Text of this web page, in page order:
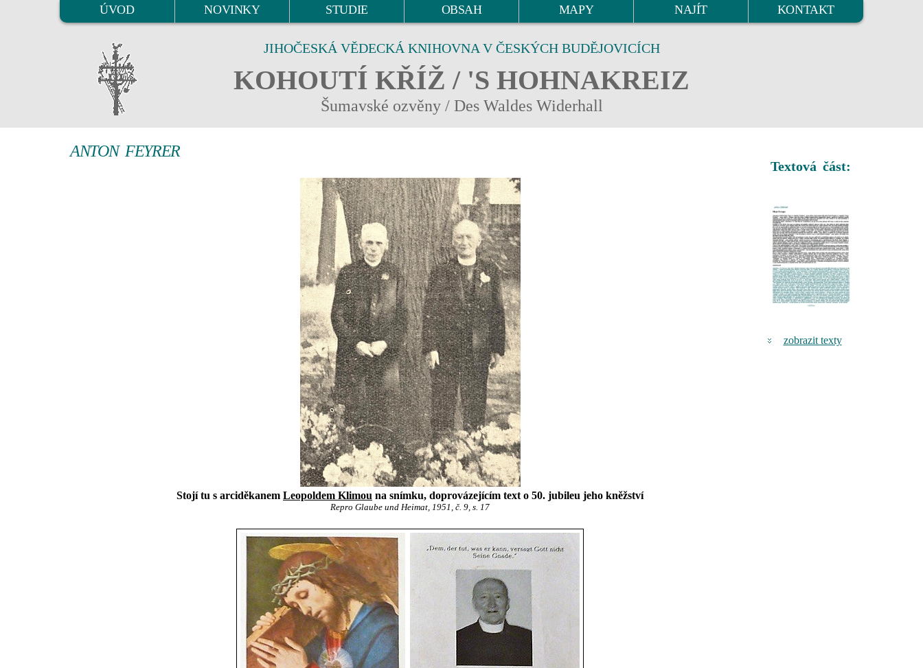
ÚVOD NOVINKY STUDIE OBSAH MAPY NAJÍT KONTAKT
JIHOČESKÁ VĚDECKÁ KNIHOVNA V ČESKÝCH BUDĚJOVICÍCH
KOHOUTÍ KŘÍŽ / 'S HOHNAKREIZ
Šumavské ozvěny / Des Waldes Widerhall
ANTON FEYRER
Stojí tu s arciděkanem Leopoldem Klimou na snímku, doprovázejícím text o 50. jubileu jeho kněžství
Repro Glaube und Heimat, 1951, č. 9, s. 17
Textová část:
zobrazit texty